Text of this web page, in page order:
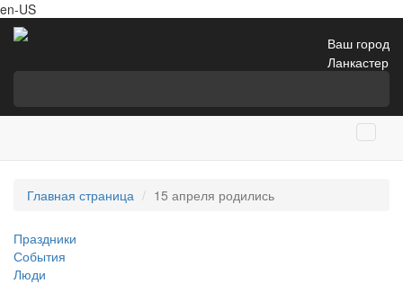
en-US
Ваш город
Ланкастер
Главная страница 15 апреля родились
Праздники
События
Люди